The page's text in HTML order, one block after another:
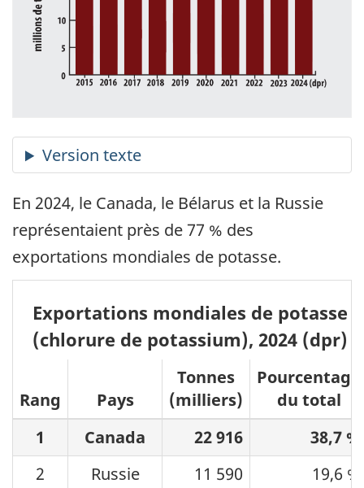
En 2024, le Canada, le Bélarus et la Russie
représentaient près de 77 % des
exportations mondiales de potasse.
Exportations mondiales de potasse
(chlorure de potassium), 2024 (dpr)
Rang Pays
Tonnes
(milliers)
Pourcentage
du total
1
Canada 22 916
38,7 %
2
Russie 11 590
19,6 %